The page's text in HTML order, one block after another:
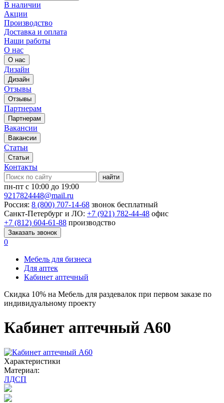
В наличии
Акции
Производство
Доставка и оплата
Наши работы
О нас
О нас
Дизайн
Дизайн
Отзывы
Отзывы
Партнерам
Партнерам
Вакансии
Вакансии
Статьи
Статьи
Контакты
найти
пн-пт с 10:00 до 19:00
9217824448@mail.ru
Россия: 8 (800) 707-14-68 звонок бесплатный
Санкт-Петербург и ЛО: +7 (921) 782-44-48 офис
+7 (812) 604-61-88 производство
Заказать звонок
0
Мебель для бизнеса
Для аптек
Кабинет аптечный
Скидка 10% на Мебель для раздевалок при первом заказе по
индивидуальному проекту
Кабинет аптечный А60
Характеристики
Материал:
ЛДСП